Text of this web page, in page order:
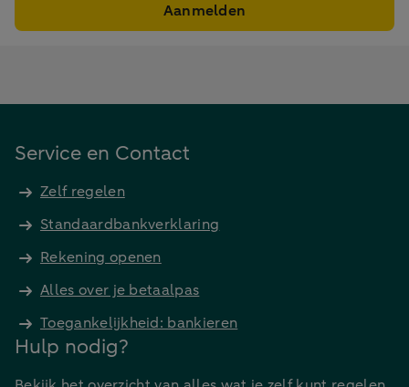
Aanmelden
Service en Contact
Zelf regelen
Standaardbankverklaring
Rekening openen
Alles over je betaalpas
Toegankelijkheid: bankieren
Hulp nodig?